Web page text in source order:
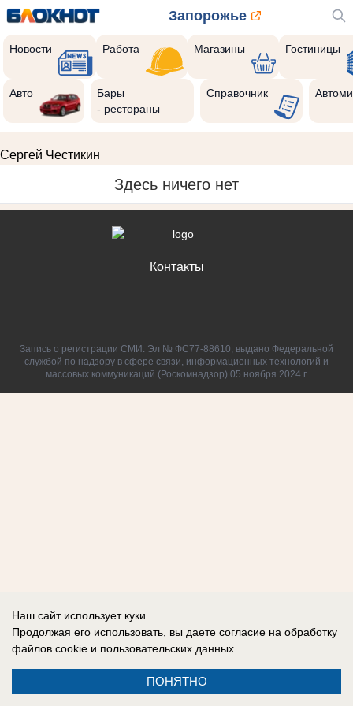
Запорожье
Новости Работа Магазины Гостиницы
Авто
Бары
- рестораны
Справочник
Сергей Честикин
Здесь ничего нет
Контакты
Запись о регистрации СМИ: Эл № ФС77-88610, выдано Федеральной
службой по надзору в сфере связи, информационных технологий и
массовых коммуникаций (Роскомнадзор) 05 ноября 2024 г.
Наш сайт использует куки.
Продолжая его использовать, вы даете согласие на обработку
файлов cookie и пользовательских данных.
ПОНЯТНО